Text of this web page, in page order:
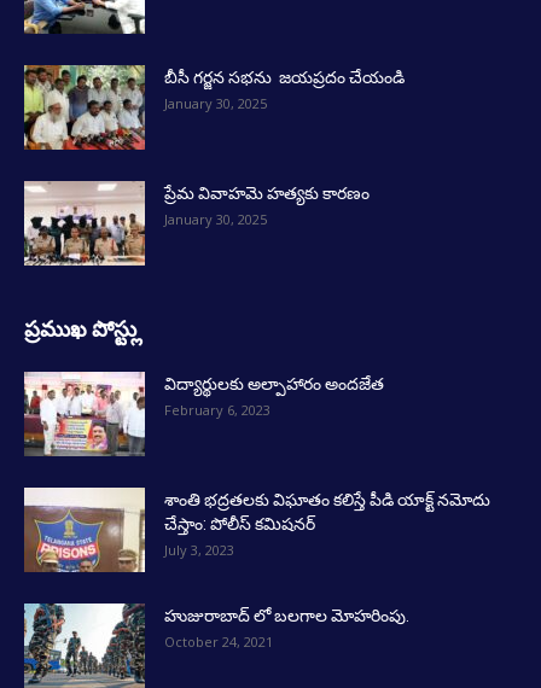
బీసీ గర్జన సభను జయప్రదం చేయండి
January 30, 2025
ప్రేమ వివాహమె హత్యకు కారణం
January 30, 2025
ప్రముఖ పోస్ట్లు
విద్యార్థులకు అల్పాహారం అందజేత
February 6, 2023
శాంతి భద్రతలకు విఘాతం కలిస్తే పీడి యాక్ట్ నమోదు
చేస్తాం: పోలీస్ కమిషనర్
July 3, 2023
హుజురాబాద్ లో బలగాల మోహరింపు.
October 24, 2021